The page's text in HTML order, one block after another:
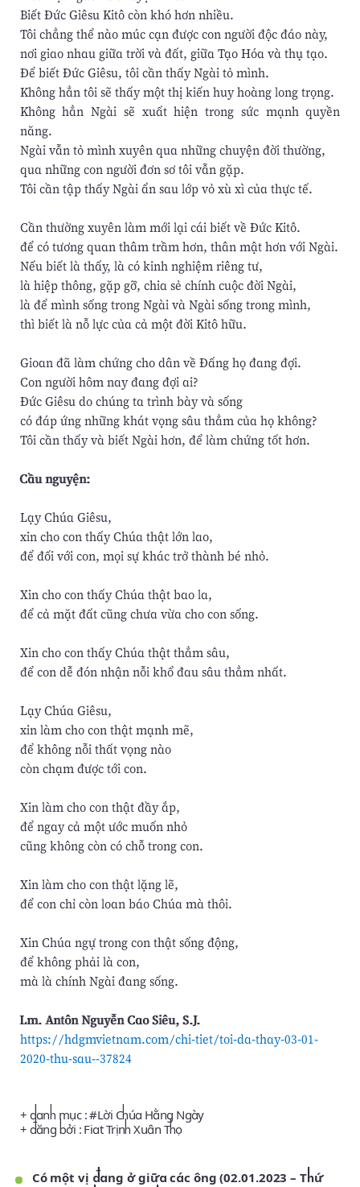
Biết Ðức Giêsu Kitô còn khó hơn nhiều.
Tôi chẳng thể nào múc cạn được con người độc đáo này,
nơi giao nhau giữa trời và đất, giữa Tạo Hóa và thụ tạo.
Ðể biết Ðức Giêsu, tôi cần thấy Ngài tỏ mình.
Không hẳn tôi sẽ thấy một thị kiến huy hoàng long trọng.
Không hẳn Ngài sẽ xuất hiện trong sức mạnh quyền
năng.
Ngài vẫn tỏ mình xuyên qua những chuyện đời thường,
qua những con người đơn sơ tôi vẫn gặp.
Tôi cần tập thấy Ngài ẩn sau lớp vỏ xù xì của thực tế.
Cần thường xuyên làm mới lại cái biết về Ðức Kitô.
để có tương quan thâm trầm hơn, thân mật hơn với Ngài.
Nếu biết là thấy, là có kinh nghiệm riêng tư,
là hiệp thông, gặp gỡ, chia sẻ chính cuộc đời Ngài,
là để mình sống trong Ngài và Ngài sống trong mình,
thì biết là nỗ lực của cả một đời Kitô hữu.
Gioan đã làm chứng cho dân về Ðấng họ đang đợi.
Con người hôm nay đang đợi ai?
Ðức Giêsu do chúng ta trình bày và sống
có đáp ứng những khát vọng sâu thẳm của họ không?
Tôi cần thấy và biết Ngài hơn, để làm chứng tốt hơn.
Cầu nguyện:
Lạy Chúa Giêsu,
xin cho con thấy Chúa thật lớn lao,
để đối với con, mọi sự khác trở thành bé nhỏ.
Xin cho con thấy Chúa thật bao la,
để cả mặt đất cũng chưa vừa cho con sống.
Xin cho con thấy Chúa thật thẳm sâu,
để con dễ đón nhận nỗi khổ đau sâu thẳm nhất.
Lạy Chúa Giêsu,
xin làm cho con thật mạnh mẽ,
để không nỗi thất vọng nào
còn chạm được tới con.
Xin làm cho con thật đầy ắp,
để ngay cả một ước muốn nhỏ
cũng không còn có chỗ trong con.
Xin làm cho con thật lặng lẽ,
để con chỉ còn loan báo Chúa mà thôi.
Xin Chúa ngự trong con thật sống động,
để không phải là con,
mà là chính Ngài đang sống.
Lm. Antôn Nguyễn Cao Siêu, S.J.
https://hdgmvietnam.com/chi-tiet/toi-da-thay-03-01-
2020-thu-sau--37824
+ danh mục : #Lời Chúa Hằng Ngày
+ đăng bởi : Fiat Trịnh Xuân Thọ
Có một vị đang ở giữa các ông (02.01.2023 – Thứ